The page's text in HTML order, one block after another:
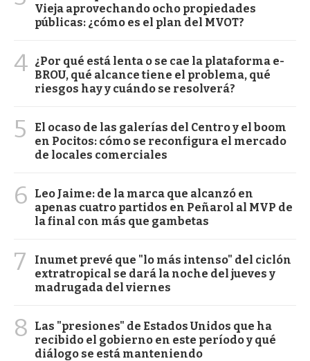
Vieja aprovechando ocho propiedades
públicas: ¿cómo es el plan del MVOT?
4 ¿Por qué está lenta o se cae la plataforma e-
BROU, qué alcance tiene el problema, qué
riesgos hay y cuándo se resolverá?
5
El ocaso de las galerías del Centro y el boom
en Pocitos: cómo se reconfigura el mercado
de locales comerciales
6
Leo Jaime: de la marca que alcanzó en
apenas cuatro partidos en Peñarol al MVP de
la final con más que gambetas
7
Inumet prevé que "lo más intenso" del ciclón
extratropical se dará la noche del jueves y
madrugada del viernes
8
Las "presiones" de Estados Unidos que ha
recibido el gobierno en este período y qué
diálogo se está manteniendo